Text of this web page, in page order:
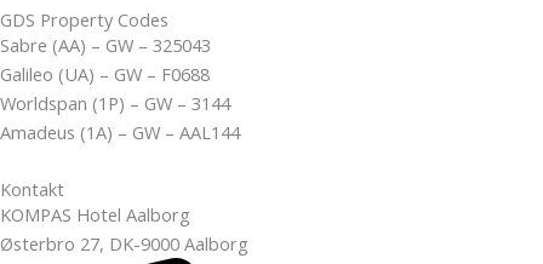
GDS Property Codes
Sabre (AA) – GW – 325043
Galileo (UA) – GW – F0688
Worldspan (1P) – GW – 3144
Amadeus (1A) – GW – AAL144
Kontakt
KOMPAS Hotel Aalborg
Østerbro 27, DK-9000 Aalborg